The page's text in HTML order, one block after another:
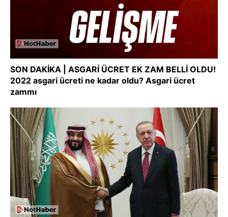
SON DAKİKA | ASGARİ ÜCRET EK ZAM BELLİ OLDU!
2022 asgari ücreti ne kadar oldu? Asgari ücret
zammı